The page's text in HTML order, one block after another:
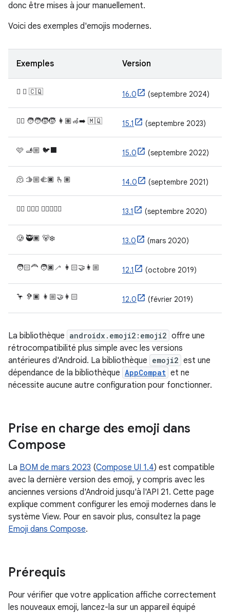
donc être mises à jour manuellement.
Voici des exemples d'emojis modernes.
Exemples Version
🫩 🪉 🇨🇶 16.0 (septembre 2024)
🐦‍🔥 🧑‍🧑‍🧒‍🧒 👩🏽‍🦽‍➡️ 🇲🇶 15.1 (septembre 2023)
🩷 🫸🏼 🐦‍⬛ 15.0 (septembre 2022)
🫠 🫱🏼‍🫲🏿 🫰🏽 14.0 (septembre 2021)
😶‍🌫️ 🧔🏻‍♀️ 🧑🏿‍❤️‍🧑🏾 13.1 (septembre 2020)
🥲 🥷🏿 🐻‍❄️ 13.0 (mars 2020)
🧑🏻‍🦰 🧑🏿‍🦯 👩🏻‍🤝‍👩🏼 12.1 (octobre 2019)
🦩 🦻🏿 👩🏼‍🤝‍👩🏻 12.0 (février 2019)
La bibliothèque androidx.emoji2:emoji2 offre une
rétrocompatibilité plus simple avec les versions
antérieures d'Android. La bibliothèque emoji2 est une
dépendance de la bibliothèque AppCompat et ne
nécessite aucune autre configuration pour fonctionner.
Prise en charge des emoji dans
Compose
La BOM de mars 2023 (Compose UI 1.4) est compatible
avec la dernière version des emoji, y compris avec les
anciennes versions d'Android jusqu'à l'API 21. Cette page
explique comment configurer les emoji modernes dans le
système View. Pour en savoir plus, consultez la page
Emoji dans Compose.
Prérequis
Pour vérifier que votre application affiche correctement
les nouveaux emoji, lancez-la sur un appareil équipé